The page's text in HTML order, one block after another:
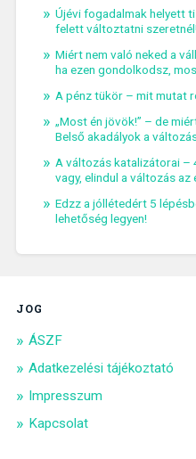
Újévi fogadalmak helyett
felett változtatni szeretnél!
Miért nem való neked a
ha ezen gondolkodsz,
A pénz tükör – mit mutat
„Most én jövök!” – de
Belső akadályok a
A változás katalizátorai –
vagy, elindul a változás az
Edzz a jóllétedért 5
lehetőség legyen!
JOG
ÁSZF
Adatkezelési tájékoztató
Impresszum
Kapcsolat